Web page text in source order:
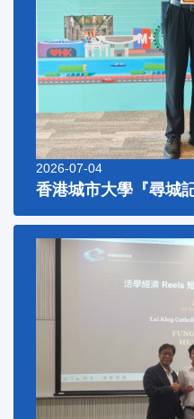
2026-07-04
香港城市大學『尋城